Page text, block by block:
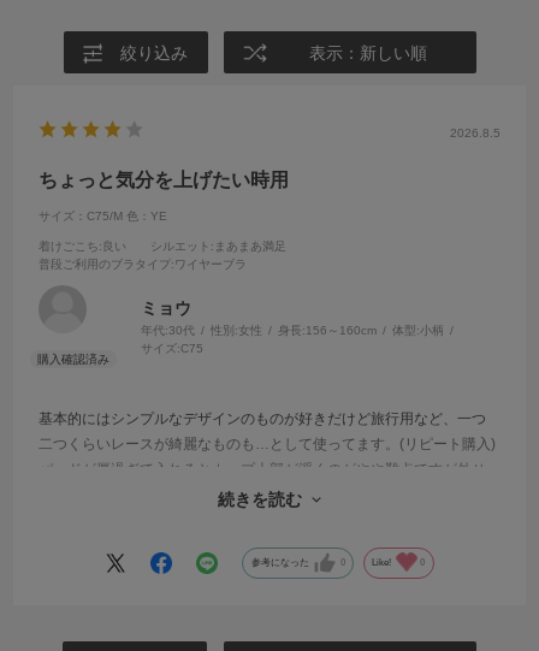
絞り込み 表示：新しい順
2026.8.5
ちょっと気分を上げたい時用
サイズ：C75/M 色：YE
着けごこち:良い シルエット :まあまあ満足
普段ご利用のブラタイプ :ワイヤーブラ
ミョウ
年代:30代 性別:女性 身長:156～160cm 体型:小柄
サイズ:C75
基本的にはシンプルなデザインのものが好きだけど旅行用など、一つ
二つくらいレースが綺麗なものも…として使ってます。(リピート購入)
パッドが厚過ぎて入れるとカップ上部が浮くのがやや難点ですが外せ
続きを読む
参考になった 0 Like! 0